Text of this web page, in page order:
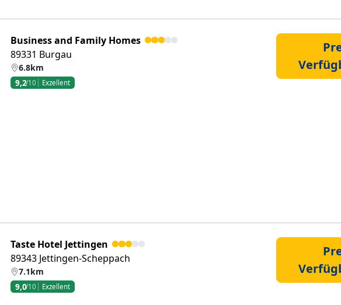
Business and Family Homes
89331 Burgau
6.8km
9,2/10 Exzellent
Taste Hotel Jettingen
89343 Jettingen-Scheppach
7.1km
9,0/10 Exzellent